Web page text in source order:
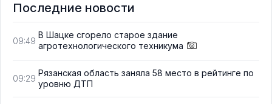
Последние новости
09:49
В Шацке сгорело старое здание
агротехнологического техникума
09:29
Рязанская область заняла 58 место в рейтинге по
уровню ДТП